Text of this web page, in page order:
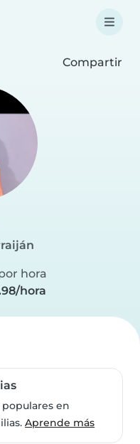
Compartir
hora
hora
populares en
Aprende más